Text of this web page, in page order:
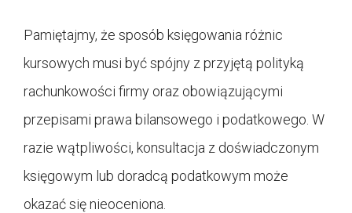
Pamiętajmy, że sposób księgowania różnic
kursowych musi być spójny z przyjętą polityką
rachunkowości firmy oraz obowiązującymi
przepisami prawa bilansowego i podatkowego. W
razie wątpliwości, konsultacja z doświadczonym
księgowym lub doradcą podatkowym może
okazać się nieoceniona.